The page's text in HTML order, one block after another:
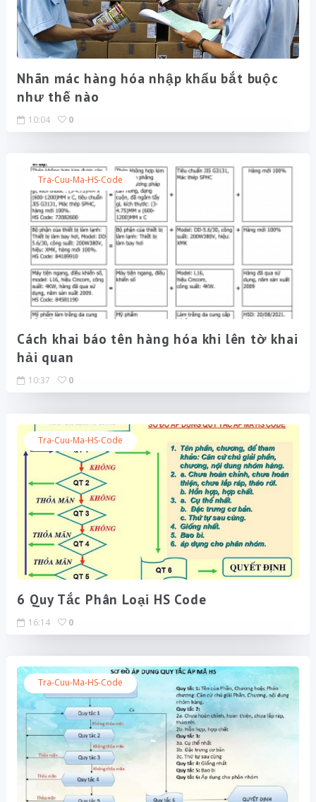
Nhãn mác hàng hóa nhập khẩu bắt buộc
như thế nào
10:04 0
Tra-Cuu-Ma-HS-Code
Cách khai báo tên hàng hóa khi lên tờ khai
hải quan
10:37 0
Tra-Cuu-Ma-HS-Code
6 Quy Tắc Phân Loại HS Code
16:14 0
Tra-Cuu-Ma-HS-Code